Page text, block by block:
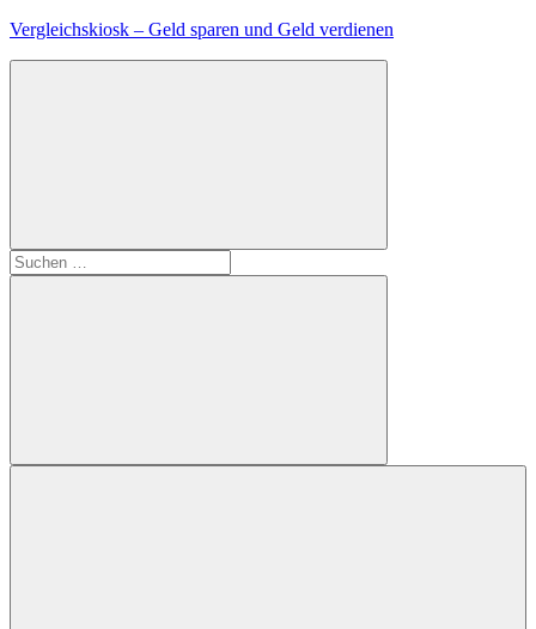
Zum
Vergleichskiosk – Geld sparen und Geld verdienen
Suchen
nach:
Suchen